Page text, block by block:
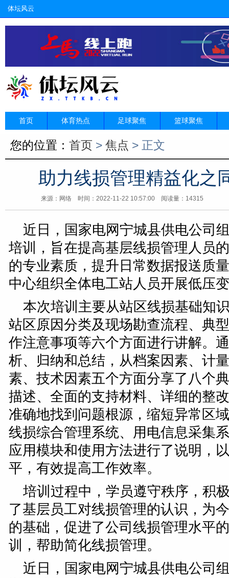
体坛风云
首页 体育热点 足球聚焦 篮球聚焦
您的位置： 首页 > 焦点 > 正文
助力线损管理精益化之
来源：网络 时间：2022-11-22 10:57:00 阅读量：14315
近日，国家电网宁城县供电公司
培训，旨在提高基层线损管理人员
的专业素质，提升日常数据报送质
中心组织全体电工站人员开展低压
本次培训主要从站区线损基础知
站区原因分类及现场勘查流程、典
作注意事项等六个方面进行讲解。
析、归纳和总结，从档案因素、计
素、技术因素五个方面分享了八个
描述、全面的支持材料、详细的整
准确地找到问题根源，缩短异常区
线损综合管理系统、用电信息采集
应用模块和使用方法进行了说明，
平，有效提高工作效率。
培训过程中，学员遵守秩序，积
了基层员工对线损管理的认识，为
的基础，促进了公司线损管理水平
训，帮助简化线损管理。
近日，国家电网宁城县供电公司